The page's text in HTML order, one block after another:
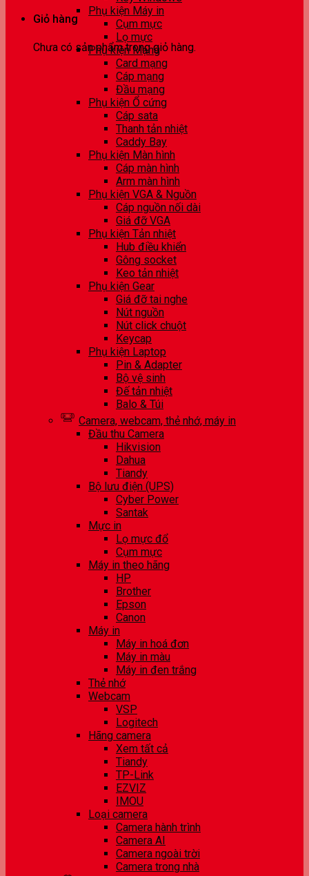
Giỏ hàng
Chưa có sản phẩm trong giỏ hàng.
Phụ kiện Máy in
Cụm mực
Lọ mực
Phụ kiện Mạng
Card mạng
Cáp mạng
Đầu mạng
Phụ kiện Ổ cứng
Cáp sata
Thanh tản nhiệt
Caddy Bay
Phụ kiện Màn hình
Cáp màn hình
Arm màn hình
Phụ kiện VGA & Nguồn
Cáp nguồn nối dài
Giá đỡ VGA
Phụ kiện Tản nhiệt
Hub điều khiển
Gông socket
Keo tản nhiệt
Phụ kiện Gear
Giá đỡ tai nghe
Nút nguồn
Nút click chuột
Keycap
Phụ kiện Laptop
Pin & Adapter
Bộ vệ sinh
Đế tản nhiệt
Balo & Túi
Camera, webcam, thẻ nhớ, máy in
Đầu thu Camera
Hikvision
Dahua
Tiandy
Bộ lưu điện (UPS)
Cyber Power
Santak
Mực in
Lọ mực đổ
Cụm mực
Máy in theo hãng
HP
Brother
Epson
Canon
Máy in
Máy in hoá đơn
Máy in màu
Máy in đen trắng
Thẻ nhớ
Webcam
VSP
Logitech
Hãng camera
Xem tất cả
Tiandy
TP-Link
EZVIZ
IMOU
Loại camera
Camera hành trình
Camera AI
Camera ngoài trời
Camera trong nhà